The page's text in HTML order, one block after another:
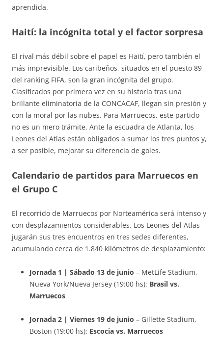
aprendida.
Haití: la incógnita total y el factor sorpresa
El rival más débil sobre el papel es Haití, pero también el
más imprevisible. Los caribeños, situados en el puesto 89
del ranking FIFA, son la gran incógnita del grupo.
Clasificados por primera vez en su historia tras una
brillante eliminatoria de la CONCACAF, llegan sin presión y
con la moral por las nubes. Para Marruecos, este partido
no es un mero trámite. Ante la escuadra de Atlanta, los
Leones del Atlas están obligados a sumar los tres puntos y,
a ser posible, mejorar su diferencia de goles.
Calendario de partidos para Marruecos en
el Grupo C
El recorrido de Marruecos por Norteamérica será intenso y
con desplazamientos considerables. Los Leones del Atlas
jugarán sus tres encuentros en tres sedes diferentes,
acumulando cerca de 1.840 kilómetros de desplazamiento:
Jornada 1 | Sábado 13 de junio – MetLife Stadium,
Nueva York/Nueva Jersey (19:00 hs): Brasil vs.
Marruecos
Jornada 2 | Viernes 19 de junio – Gillette Stadium,
Boston (19:00 hs): Escocia vs. Marruecos